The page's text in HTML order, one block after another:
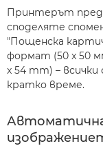
Принтерът
споделяте
"Пощенска
формат (50 x 50
x 54 mm) –
кратко време.